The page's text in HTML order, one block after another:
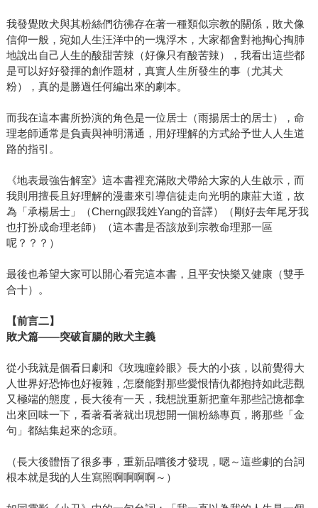
我發覺敗犬與其粉絲們彷彿存在著一種類似宗教的關係，敗犬像
信仰一般，宛如人生汪洋中的一塊浮木，大家都會對祂掏心掏肺
地說出自己人生的酸甜苦辣（好像只有酸苦辣），我看出這些都
是可以好好發揮的創作題材，真實人生所發生的事（尤其犬
粉），真的是勝過任何編出來的劇本。
而我在這本書所扮演的角色是一位居士（雨揚居士的居士），命
理老師通常是負責與神明溝通，用好理解的方式給予世人人生道
路的指引。
《地表最強告解室》這本書裡充滿敗犬帶給大家的人生啟示，而
我則用擅長且好理解的漫畫來引導信徒走向光明的康莊大道，故
為「承楊居士」（Cherng跟我姓Yang的音譯）（剛好去年尾牙我
也打扮成命理老師）（這本書是否該放到宗教命理那一區
呢？？？）
最後也希望大家可以開心看完這本書，且平安快樂又健康（雙手
合十）。
【前言二】
敗犬篇——突破盲腸的敗犬主義
從小我就是個看日劇和《玫瑰瞳鈴眼》長大的小孩，以前覺得大
人世界好恐怖也好複雜，怎麼能對那些愛恨情仇都抱持如此悲觀
又極端的態度，長大後有一天，我想說重新把童年那些記憶都拿
出來回味一下，看著看著就出現想開一個粉絲專頁，將那些「金
句」都結集起來的念頭。
（長大後體悟了很多事，重新品嚐後才發現，嗯～這些劇的台詞
根本就是我的人生寫照啊啊啊啊～）